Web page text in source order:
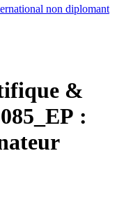
non diplomant
&
: